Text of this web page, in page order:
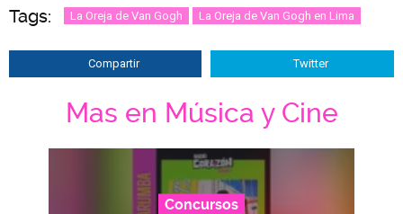
Tags: La Oreja de Van Gogh La Oreja de Van Gogh en Lima
Compartir Twitter
Mas en Música y Cine
Concursos